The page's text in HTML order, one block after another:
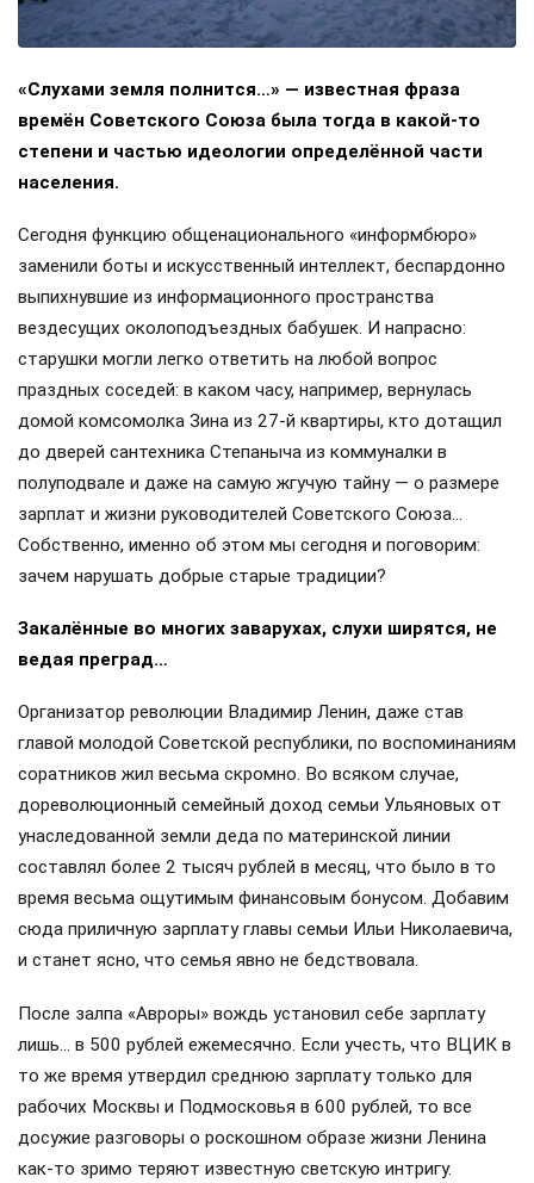
«Слухами земля полнится…» — известная фраза
времён Советского Союза была тогда в какой-то
степени и частью идеологии определённой части
населения.
Сегодня функцию общенационального «информбюро»
заменили боты и искусственный интеллект, беспардонно
выпихнувшие из информационного пространства
вездесущих околоподъездных бабушек. И напрасно:
старушки могли легко ответить на любой вопрос
праздных соседей: в каком часу, например, вернулась
домой комсомолка Зина из 27-й квартиры, кто дотащил
до дверей сантехника Степаныча из коммуналки в
полуподвале и даже на самую жгучую тайну — о размере
зарплат и жизни руководителей Советского Союза…
Собственно, именно об этом мы сегодня и поговорим:
зачем нарушать добрые старые традиции?
Закалённые во многих заварухах, слухи ширятся, не
ведая преград…
Организатор революции Владимир Ленин, даже став
главой молодой Советской республики, по воспоминаниям
соратников жил весьма скромно. Во всяком случае,
дореволюционный семейный доход семьи Ульяновых от
унаследованной земли деда по материнской линии
составлял более 2 тысяч рублей в месяц, что было в то
время весьма ощутимым финансовым бонусом. Добавим
сюда приличную зарплату главы семьи Ильи Николаевича,
и станет ясно, что семья явно не бедствовала.
После залпа «Авроры» вождь установил себе зарплату
лишь… в 500 рублей ежемесячно. Если учесть, что ВЦИК в
то же время утвердил среднюю зарплату только для
рабочих Москвы и Подмосковья в 600 рублей, то все
досужие разговоры о роскошном образе жизни Ленина
как-то зримо теряют известную светскую интригу.